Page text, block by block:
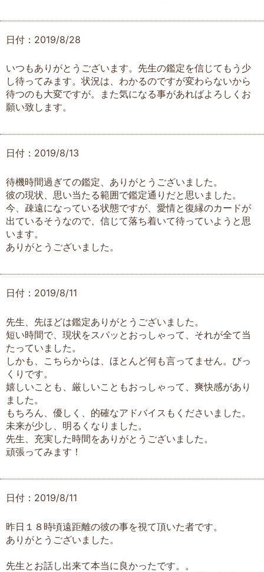
日付：2019/8/28
いつもありがとうございます。先生の鑑定を信じてもう少
し待ってみます。状況は、わかるのですが変わらないから
待つのも大変ですが。また気になる事があればよろしくお
願い致します。
日付：2019/8/13
待機時間過ぎての鑑定、ありがとうございました。
彼の現状、思い当たる範囲で鑑定通りだと思いました。
今、疎遠になっている状態ですが、愛情と復縁のカードが
出ているそうなので、信じて落ち着いて待っていようと思
います。
ありがとうございました。
日付：2019/8/11
先生、先ほどは鑑定ありがとうございました。
短い時間で、現状をスパッとおっしゃって、それが全て当
たっていました。
しかも、こちらからは、ほとんど何も言ってません。びっ
くりです。
嬉しいことも、厳しいこともおっしゃって、爽快感があり
ました。
もちろん、優しく、的確なアドバイスもくださいました。
未来が少し、明るくなりました。
先生、充実した時間をありがとうございました。
頑張ってみます！
日付：2019/8/11
昨日１８時頃遠距離の彼の事を視て頂いた者です。
ありがとうございました。
先生とお話し出来て本当に良かったです。。